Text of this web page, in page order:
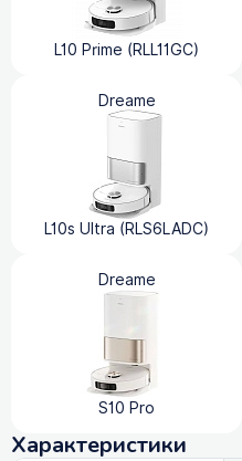
L10 Prime (RLL11GC)
Dreame
L10s Ultra (RLS6LADC)
Dreame
S10 Pro
Характеристики